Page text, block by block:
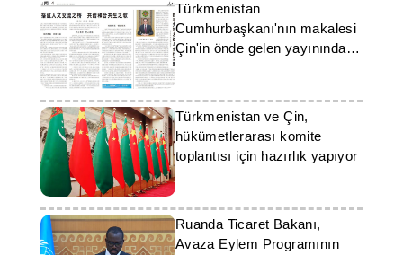
Türkmenistan
Cumhurbaşkanı'nın makalesi
Çin'in önde gelen yayınında
yayınlandı
Türkmenistan ve Çin,
hükümetlerarası komite
toplantısı için hazırlık yapıyor
Ruanda Ticaret Bakanı,
Avaza Eylem Programının